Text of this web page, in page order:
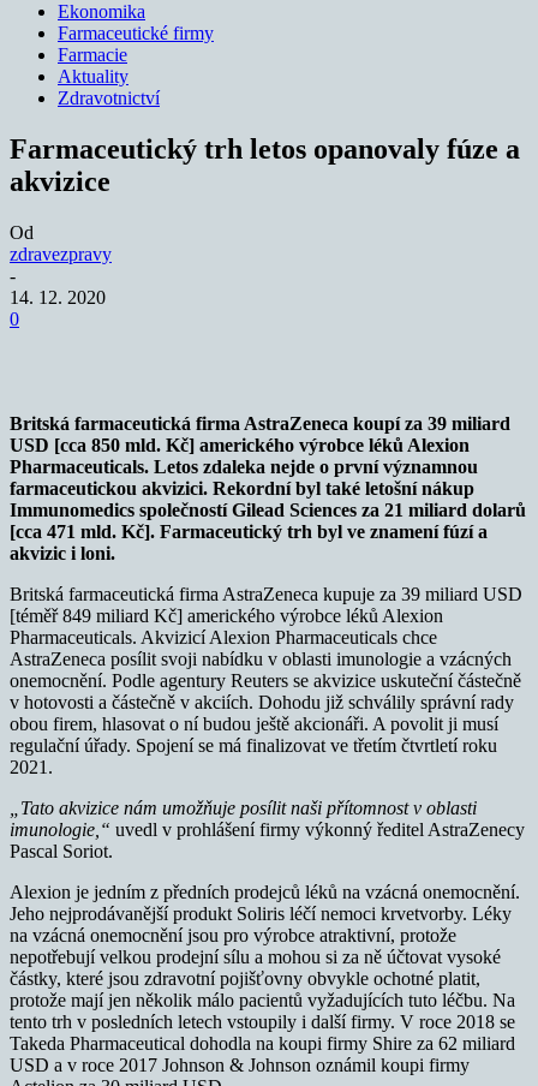
Ekonomika
Farmaceutické firmy
Farmacie
Aktuality
Zdravotnictví
Farmaceutický trh letos opanovaly fúze a
akvizice
Od
zdravezpravy
-
14. 12. 2020
0
Britská farmaceutická firma AstraZeneca koupí za 39 miliard
USD [cca 850 mld. Kč] amerického výrobce léků Alexion
Pharmaceuticals. Letos zdaleka nejde o první významnou
farmaceutickou akvizici. Rekordní byl také letošní nákup
Immunomedics společností Gilead Sciences za 21 miliard dolarů
[cca 471 mld. Kč]. Farmaceutický trh byl ve znamení fúzí a
akvizic i loni.
Britská farmaceutická firma AstraZeneca kupuje za 39 miliard USD
[téměř 849 miliard Kč] amerického výrobce léků Alexion
Pharmaceuticals. Akvizicí Alexion Pharmaceuticals chce
AstraZeneca posílit svoji nabídku v oblasti imunologie a vzácných
onemocnění. Podle agentury Reuters se akvizice uskuteční částečně
v hotovosti a částečně v akciích. Dohodu již schválily správní rady
obou firem, hlasovat o ní budou ještě akcionáři. A povolit ji musí
regulační úřady. Spojení se má finalizovat ve třetím čtvrtletí roku
2021.
„Tato akvizice nám umožňuje posílit naši přítomnost v oblasti
imunologie,“ uvedl v prohlášení firmy výkonný ředitel AstraZenecy
Pascal Soriot.
Alexion je jedním z předních prodejců léků na vzácná onemocnění.
Jeho nejprodávanější produkt Soliris léčí nemoci krvetvorby. Léky
na vzácná onemocnění jsou pro výrobce atraktivní, protože
nepotřebují velkou prodejní sílu a mohou si za ně účtovat vysoké
částky, které jsou zdravotní pojišťovny obvykle ochotné platit,
protože mají jen několik málo pacientů vyžadujících tuto léčbu. Na
tento trh v posledních letech vstoupily i další firmy. V roce 2018 se
Takeda Pharmaceutical dohodla na koupi firmy Shire za 62 miliard
USD a v roce 2017 Johnson & Johnson oznámil koupi firmy